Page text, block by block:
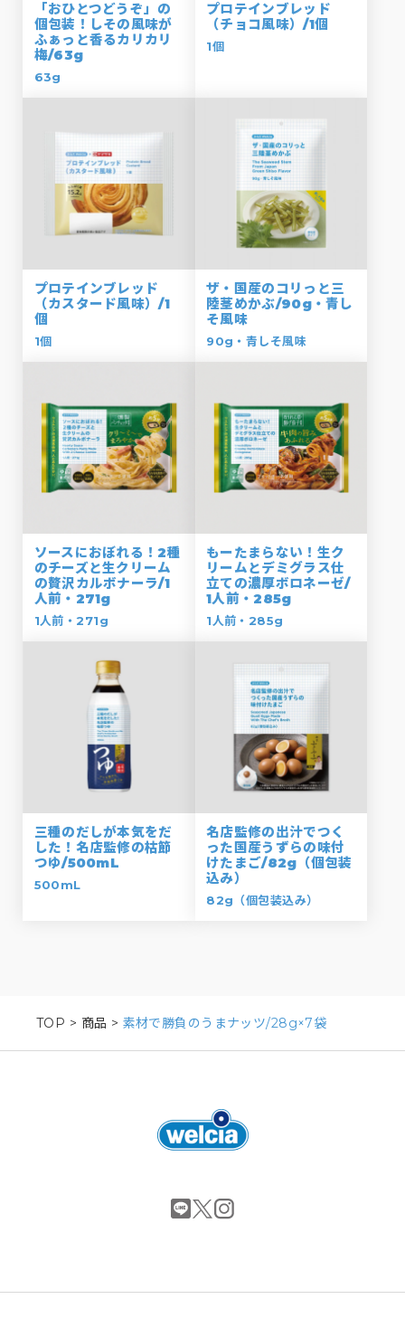
「おひとつどうぞ」の
個包装！しその風味が
ふぁっと香るカリカリ
梅/63g
63g
プロテインブレッド
（チョコ風味）/1個
1個
プロテインブレッド
（カスタード風味）/1
個
1個
ザ・国産のコリっと三
陸茎めかぶ/90g・青し
そ風味
90g・青しそ風味
ソースにおぼれる！2種
のチーズと生クリーム
の贅沢カルボナーラ/1
人前・271g
1人前・271g
もーたまらない！生ク
リームとデミグラス仕
立ての濃厚ボロネーゼ/
1人前・285g
1人前・285g
三種のだしが本気をだ
した！名店監修の枯節
つゆ/500mL
500mL
名店監修の出汁でつく
った国産うずらの味付
けたまご/82g（個包装
込み）
82g（個包装込み）
TOP > 商品 > 素材で勝負のうまナッツ/28g×7袋